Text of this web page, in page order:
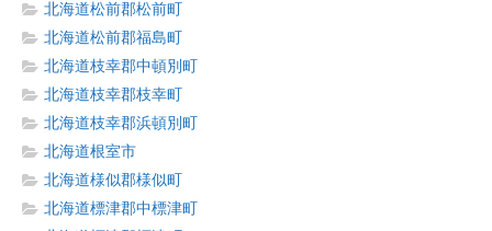
北海道松前郡松前町
北海道松前郡福島町
北海道枝幸郡中頓別町
北海道枝幸郡枝幸町
北海道枝幸郡浜頓別町
北海道根室市
北海道様似郡様似町
北海道標津郡中標津町